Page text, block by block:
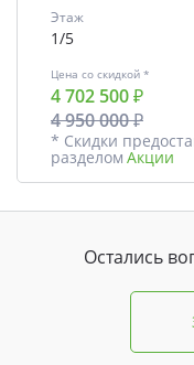
Этаж
1/5
Цена со скидкой *
4 702 500 ₽
4 950 000 ₽
* Скидки
разделом Акции
Остались